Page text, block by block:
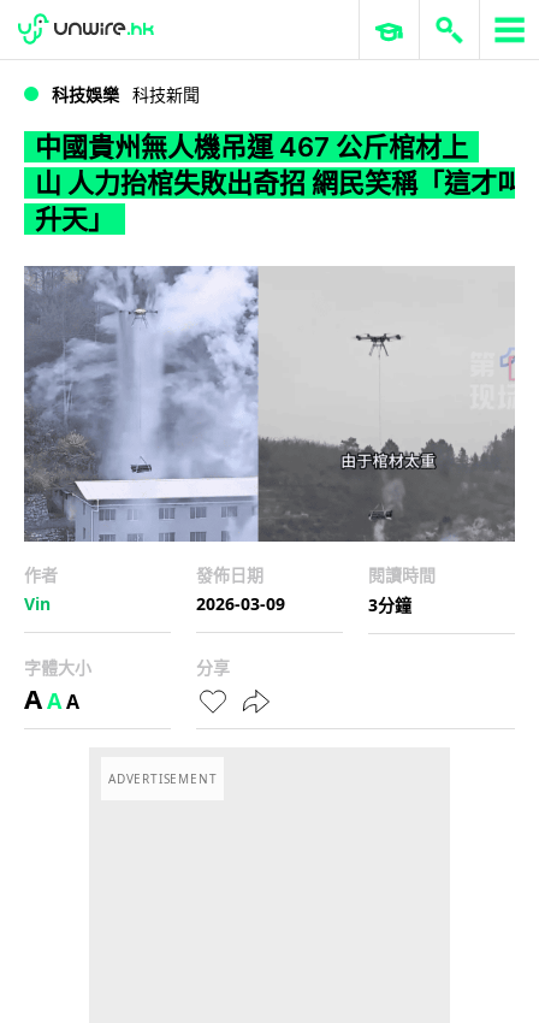
WWDC 2026 ERP 與商業 AI
科技娛樂 科技新聞
中國貴州無人機吊運 467 公斤棺材上
山 人力抬棺失敗出奇招 網民笑稱「這才叫
升天」
作者
Vin
發佈日期
2026-03-09
閱讀時間
3分鐘
字體大小
AAA
分享
ADVERTISEMENT